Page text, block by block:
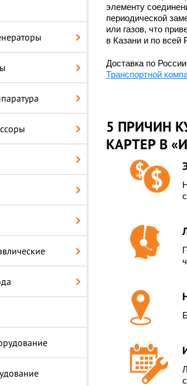
элементу
периодической
или газов, что
в Казани и по всей
Доставка по России
Транспортной
5 ПРИЧИН
КАРТЕР В